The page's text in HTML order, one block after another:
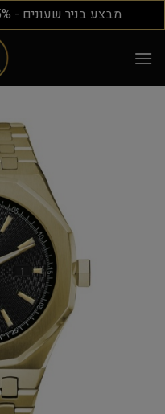
מבצע בניר שעונים - 15% הנחה עד סוף אפריל!